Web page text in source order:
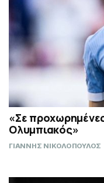
«Σε
Ολυμπιακός»
ΓΙΑΝΝΗΣ ΝΙΚΟΛΟΠΟΥΛΟΣ